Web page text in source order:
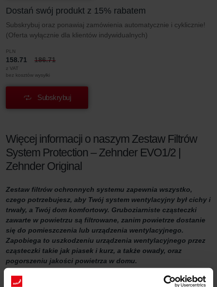
Dostań swój produkt z 15% rabatem
Subskrybuj oraz ponawiaj zamówienia automatycznie i cyklicznie!
(Oferta wyłącznie dla klientów indywidualnych)
PLN
158.71 186.71
z VAT
bez kosztów wysyłki
Subskrybuj
Więcej informacji o naszym Zestaw Filtrów
System Protection – Zehnder EVO1/2 |
Zehnder Original
Zestaw filtrów ochronnych systemu zapewnia wszystko,
czego potrzebujesz, aby Twój system wentylacyjny był cichy i
trwały, a Twój dom komfortowy. Gruboziarniste cząsteczki
zawarte w powietrzu są filtrowane, zanim powietrze dostanie
się do pomieszczenia lub urządzenia wentylacyjnego.
Zapobiega to uszkodzeniu urządzenia wentylacyjnego przez
cząsteczki takie jak piasek i kurz, a także owady, oraz
pogorszeniu jakości powietrza w domu.